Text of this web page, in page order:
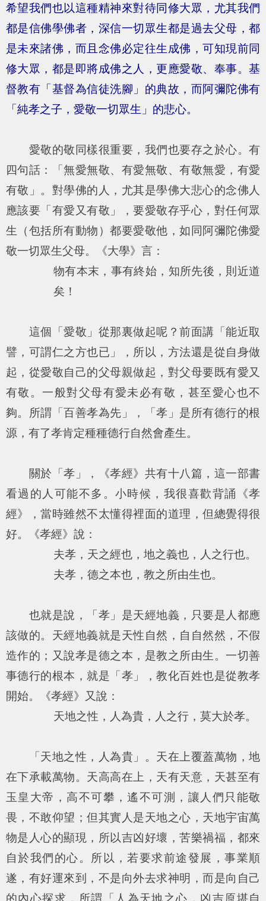
希望我們也以這種精神來對待同修大眾，尤其我們
都是信佛學佛者，深信一切眾生都是過去父母，都
是未來諸佛，而且念佛必定往生成佛，可知現前同
修大眾，都是即將成佛之人，更應愛敬、奉事。基
督教有「基督為信徒洗腳」的典故，而阿彌陀佛有
「純孝之子，愛敬一切眾生」的悲心。
愛敬的敬同樣很重要，我們也要存之於心。有
四句話：「無愛無敬、有愛無敬、有敬無愛，有愛
有敬」。對學佛的人，尤其是學佛大悲心的念佛人
應該要「有愛又有敬」，要愛敬存乎心，對任何眾
生（包括所有動物）都要愛敬他，如同阿彌陀佛愛
敬一切眾生父母。《大學》言：
物有本末，事有終始，知所先後，則近道
矣！
這個「愛敬」從那裏做起呢？前面講「 能近取
譬，可謂仁之方也已 」，所以，方法還是從自身做
起，從愛敬自己的父母親做起，對父母要既有愛又
有敬。一般對父母有愛未必有敬，甚至愛心也不
夠。所謂「百善孝為先 」，「孝」是所有德行的根
源，有了孝肯定種種德行自然會產生。
關於「孝」，《孝經》共有十八篇，這一部書
看過的人可能不多。小時候，我很喜歡背誦《孝
經》，當時雖然不太懂得裡面的道理，但總覺得很
好。《孝經》說：
夫孝，天之經也，地之義也，人之行也。
夫孝，德之本也，教之所由生也。
也就是說，「孝」是天經地義，只要是人都應
該做的。天經地義就是天性自然，自自然然，不假
造作的；又說孝是德之本，是教之所由生。一切善
事德行的根本，就是「孝」，教化百姓也是從教孝
開始。《孝經》又說：
天地之性，人為貴，人之行，莫大於孝。
「天地之性，人為貴」。天在上覆蓋萬物，地
在下承載萬物。天高高在上，天有天意，天甚至有
玉皇大帝，高不可攀，遙不可測，讓人們只能敬
畏，不敢仰望；但其實人是天地之心，天地宇宙萬
物是人心的顯現，所以吉凶好壞，苦樂禍福，都來
自於我們的心。所以，若要求前途發展，事業順
遂，有好運來到，不是向外去求神明，而是向自己
的內心探求，所謂「
人為天地之心，凶吉原堪自